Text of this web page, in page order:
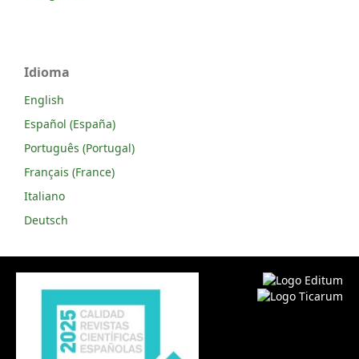
Idioma
English
Español (España)
Português (Portugal)
Français (France)
Italiano
Deutsch